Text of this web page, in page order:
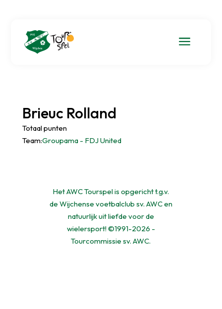
a
Brieuc Rolland
Totaal punten
Team:Groupama - FDJ United
Het AWC Tourspel is opgericht t.g.v.
de Wijchense voetbalclub sv. AWC en
natuurlijk uit liefde voor de
wielersport! ©1991-2026 -
Tourcommissie sv. AWC.